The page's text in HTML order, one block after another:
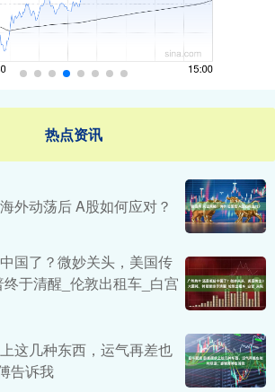
热点资讯
外动荡后 A股如何应对？
国了？微妙关头，美国传
于清醒_伦敦出租车_白宫
这几种东西，运气再差也
告诉我